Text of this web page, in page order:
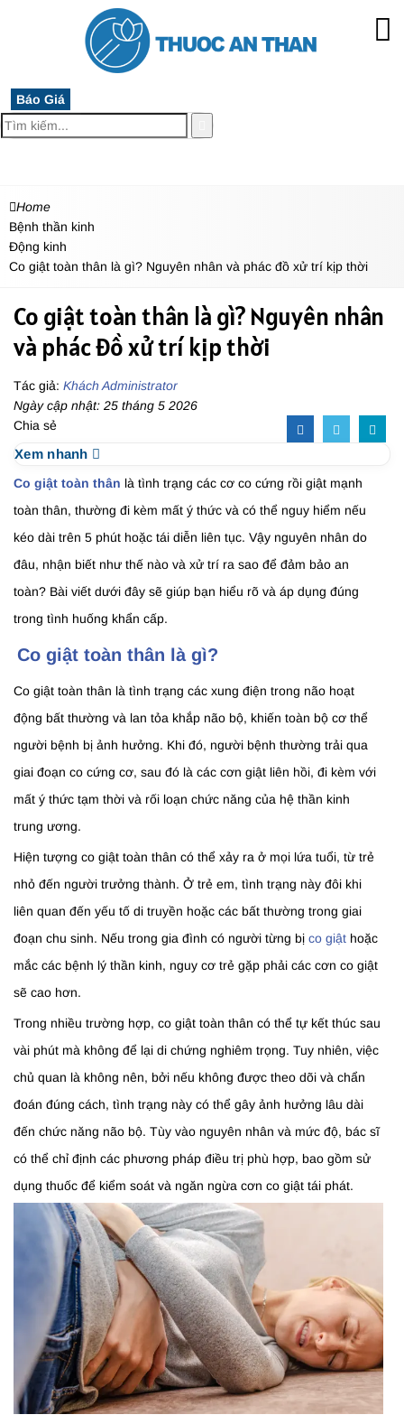
Báo Giá
Home
Bệnh thần kinh
Động kinh
Co giật toàn thân là gì? Nguyên nhân và phác đồ xử trí kịp thời
Co giật toàn thân là gì? Nguyên nhân
và phác đồ xử trí kịp thời
Tác giả: Khách Administrator
Ngày cập nhật: 25 tháng 5 2026
Chia sẻ
Xem nhanh
Co giật toàn thân là tình trạng các cơ co cứng rồi giật mạnh
toàn thân, thường đi kèm mất ý thức và có thể nguy hiểm nếu
kéo dài trên 5 phút hoặc tái diễn liên tục. Vậy nguyên nhân do
đâu, nhận biết như thế nào và xử trí ra sao để đảm bảo an
toàn? Bài viết dưới đây sẽ giúp bạn hiểu rõ và áp dụng đúng
trong tình huống khẩn cấp.
Co giật toàn thân là gì?
Co giật toàn thân là tình trạng các xung điện trong não hoạt
động bất thường và lan tỏa khắp não bộ, khiến toàn bộ cơ thể
người bệnh bị ảnh hưởng. Khi đó, người bệnh thường trải qua
giai đoạn co cứng cơ, sau đó là các cơn giật liên hồi, đi kèm với
mất ý thức tạm thời và rối loạn chức năng của hệ thần kinh
trung ương.
Hiện tượng co giật toàn thân có thể xảy ra ở mọi lứa tuổi, từ trẻ
nhỏ đến người trưởng thành. Ở trẻ em, tình trạng này đôi khi
liên quan đến yếu tố di truyền hoặc các bất thường trong giai
đoạn chu sinh. Nếu trong gia đình có người từng bị co giật hoặc
mắc các bệnh lý thần kinh, nguy cơ trẻ gặp phải các cơn co giật
sẽ cao hơn.
Trong nhiều trường hợp, co giật toàn thân có thể tự kết thúc sau
vài phút mà không để lại di chứng nghiêm trọng. Tuy nhiên, việc
chủ quan là không nên, bởi nếu không được theo dõi và chẩn
đoán đúng cách, tình trạng này có thể gây ảnh hưởng lâu dài
đến chức năng não bộ. Tùy vào nguyên nhân và mức độ, bác sĩ
có thể chỉ định các phương pháp điều trị phù hợp, bao gồm sử
dụng thuốc để kiểm soát và ngăn ngừa cơn co giật tái phát.